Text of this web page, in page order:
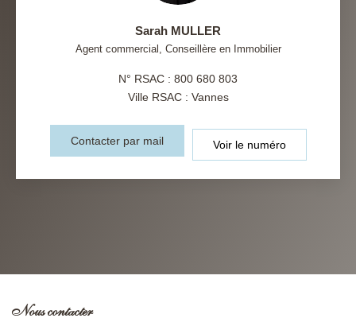
Sarah MULLER
Agent commercial, Conseillère en Immobilier
N° RSAC : 800 680 803
Ville RSAC : Vannes
Contacter par mail Voir le numéro
Nous contacter